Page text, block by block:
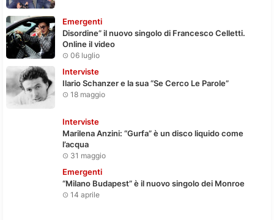
Emergenti
Disordine” il nuovo singolo di Francesco Celletti.
Online il video
06 luglio
Interviste
Ilario Schanzer e la sua “Se Cerco Le Parole”
18 maggio
Interviste
Marilena Anzini: “Gurfa” è un disco liquido come
l’acqua
31 maggio
Emergenti
“Milano Budapest” è il nuovo singolo dei Monroe
14 aprile